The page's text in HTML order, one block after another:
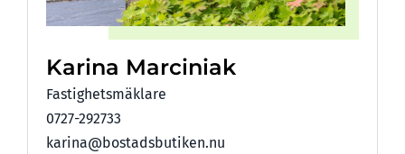
Karina Marciniak
Fastighetsmäklare
0727-292733
karina@bostadsbutiken.nu